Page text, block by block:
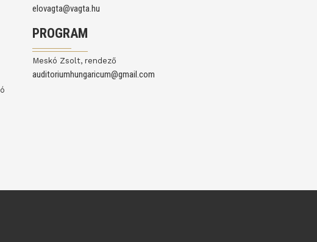
elovagta@vagta.hu
PROGRAM
Meskó Zsolt, rendező
auditoriumhungaricum@gmail.com